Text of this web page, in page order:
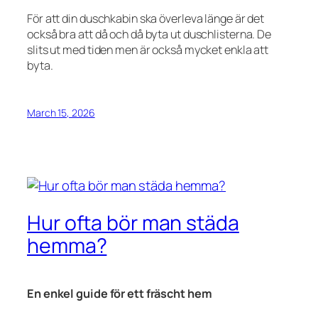
För att din duschkabin ska överleva länge är det
också bra att då och då byta ut duschlisterna. De
slits ut med tiden men är också mycket enkla att
byta.
March 15, 2026
Hur ofta bör man städa
hemma?
En enkel guide för ett fräscht hem